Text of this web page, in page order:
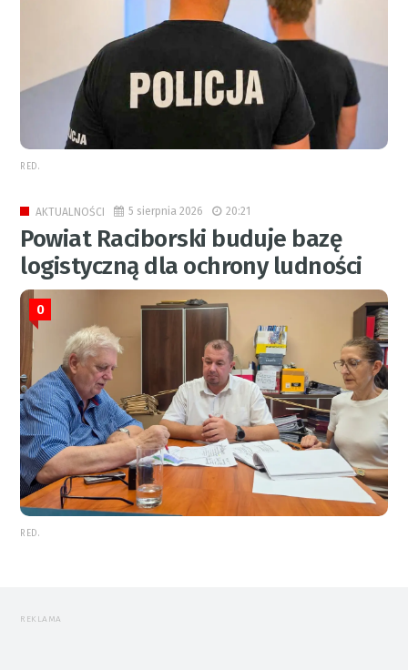
RED.
AKTUALNOŚCI 5 sierpnia 2026 20:21
Powiat Raciborski buduje bazę
logistyczną dla ochrony ludności
0
RED.
REKLAMA